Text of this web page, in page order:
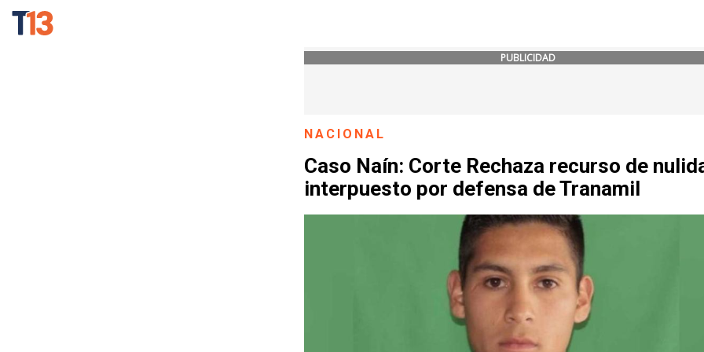
PUBLICIDAD
NACIONAL
Caso Naín: Corte Rechaza recurso de
interpuesto por defensa de Tranamil